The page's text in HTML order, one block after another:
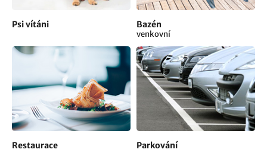
Psi vítáni Bazén
venkovní
Restaurace Parkování